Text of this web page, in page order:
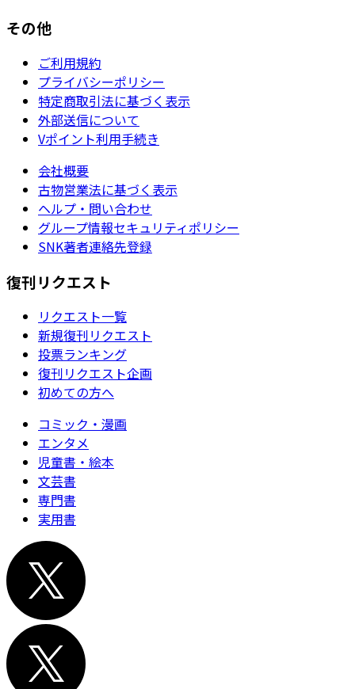
その他
ご利用規約
プライバシーポリシー
特定商取引法に基づく表示
外部送信について
Vポイント利用手続き
会社概要
古物営業法に基づく表示
ヘルプ・問い合わせ
グループ情報セキュリティポリシー
SNK著者連絡先登録
復刊リクエスト
リクエスト一覧
新規復刊リクエスト
投票ランキング
復刊リクエスト企画
初めての方へ
コミック・漫画
エンタメ
児童書・絵本
文芸書
専門書
実用書